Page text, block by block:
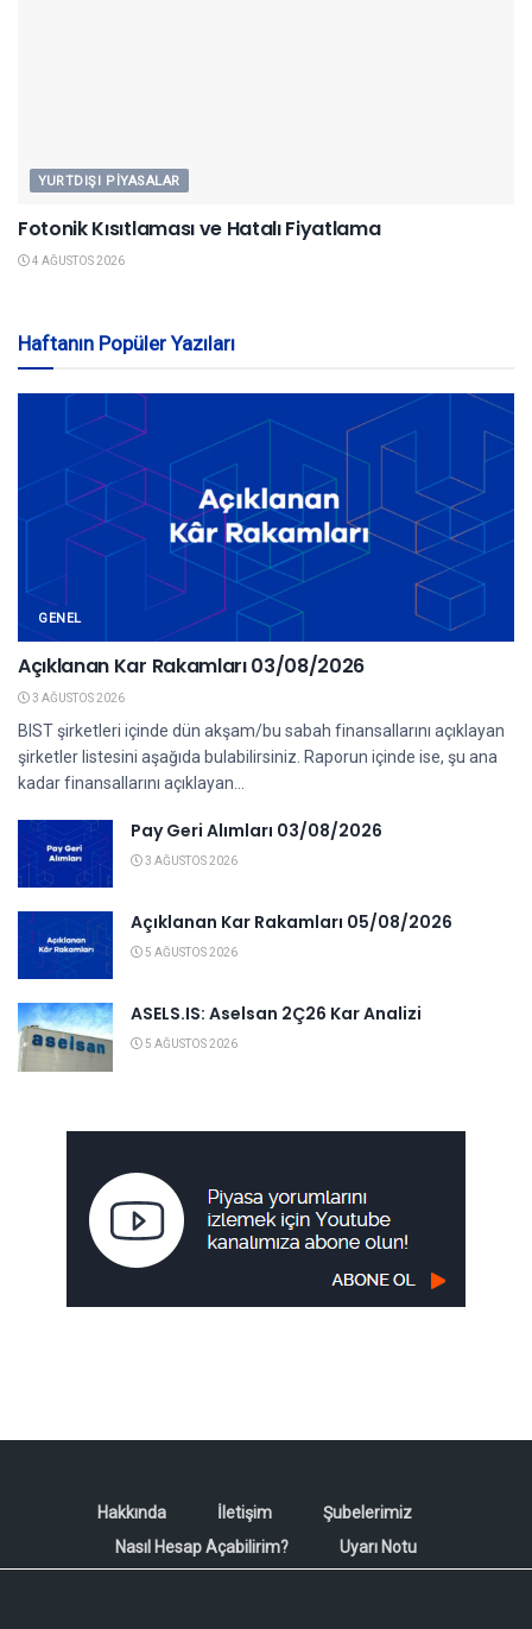
YURTDIŞI PIYASALAR
Fotonik Kısıtlaması ve Hatalı Fiyatlama
4 AĞUSTOS 2026
Haftanın Popüler Yazıları
GENEL
Açıklanan Kar Rakamları 03/08/2026
3 AĞUSTOS 2026
BIST şirketleri içinde dün akşam/bu sabah finansallarını açıklayan
şirketler listesini aşağıda bulabilirsiniz. Raporun içinde ise, şu ana
kadar finansallarını açıklayan...
Pay Geri Alımları 03/08/2026
3 AĞUSTOS 2026
Açıklanan Kar Rakamları 05/08/2026
5 AĞUSTOS 2026
ASELS.IS: Aselsan 2Ç26 Kar Analizi
5 AĞUSTOS 2026
Hakkında İletişim
Şubelerimiz
Nasıl Hesap Açabilirim?
Uyarı Notu